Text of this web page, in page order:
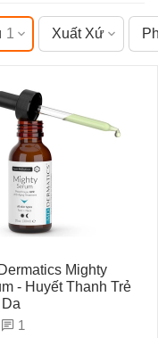
1 Xuất Xứ
Mighty
- Huyết Thanh Trẻ
1